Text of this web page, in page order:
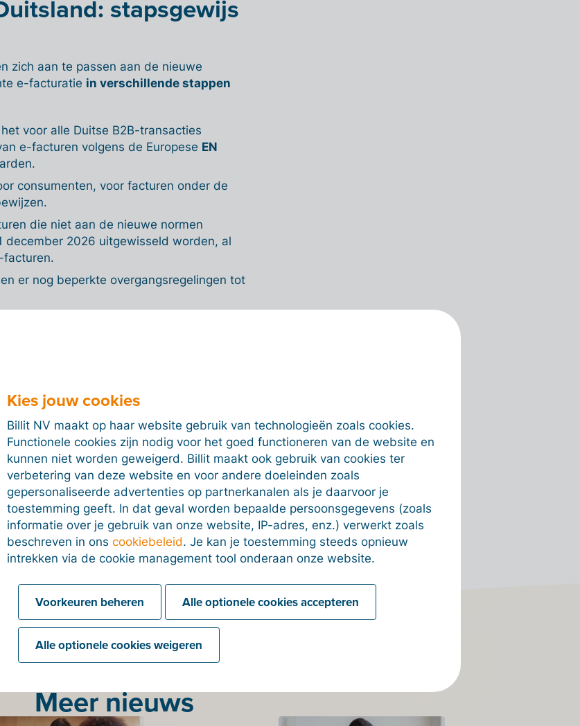
stapsgewijs
zich aan te passen aan de nieuwe
e-facturatie in verschillende stappen
voor alle Duitse B2B-transacties
e-facturen volgens de Europese EN
consumenten, voor facturen onder de
die niet aan de nieuwe normen
2026 uitgewisseld worden, al
facturen.
er nog beperkte overgangsregelingen tot
Meer nieuws
Kies jouw cookies
Billit NV maakt op haar website gebruik van technologieën zoals cookies.
Functionele cookies zijn nodig voor het goed functioneren van de website en
kunnen niet worden geweigerd. Billit maakt ook gebruik van cookies ter
verbetering van deze website en voor andere doeleinden zoals
gepersonaliseerde advertenties op partnerkanalen als je daarvoor je
toestemming geeft. In dat geval worden bepaalde persoonsgegevens (zoals
informatie over je gebruik van onze website, IP-adres, enz.) verwerkt zoals
beschreven in onscookiebeleid. Je kan je toestemming steeds opnieuw
intrekken via de cookie management tool onderaan onze website.
Voorkeuren beheren Alle optionele cookies accepteren
Alle optionele cookies weigeren